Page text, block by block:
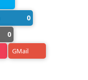
0
0
GMail